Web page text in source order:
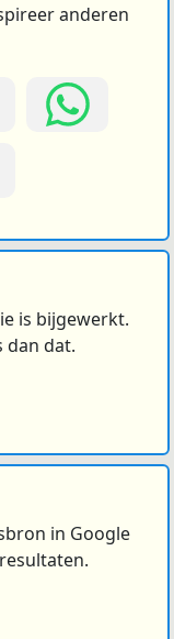
anderen
is bijgewerkt.
dan dat.
in Google